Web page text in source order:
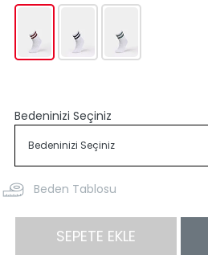
Bedeninizi Seçiniz
Beden Tablosu
SEPETE EKLE